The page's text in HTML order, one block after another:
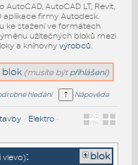
AutoCAD, AutoCAD LT, Revit,
aplikace firmy Autodesk.
ke stažení ve formátech
užitečných bloků mezi
a knihovny výrobců.
blok (musíte být přihlášeni)
hledání Nápověda
• Elektro•
vlevo): blok